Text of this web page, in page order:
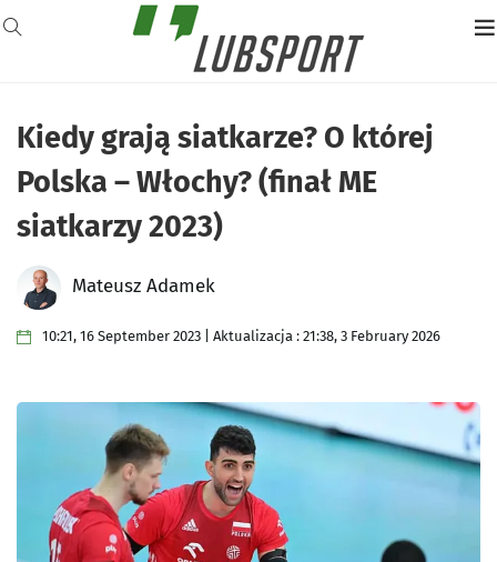
Kiedy grają siatkarze? O której
Polska – Włochy? (finał ME
siatkarzy 2023)
Mateusz Adamek
10:21, 16 September 2023 | Aktualizacja : 21:38, 3 February 2026